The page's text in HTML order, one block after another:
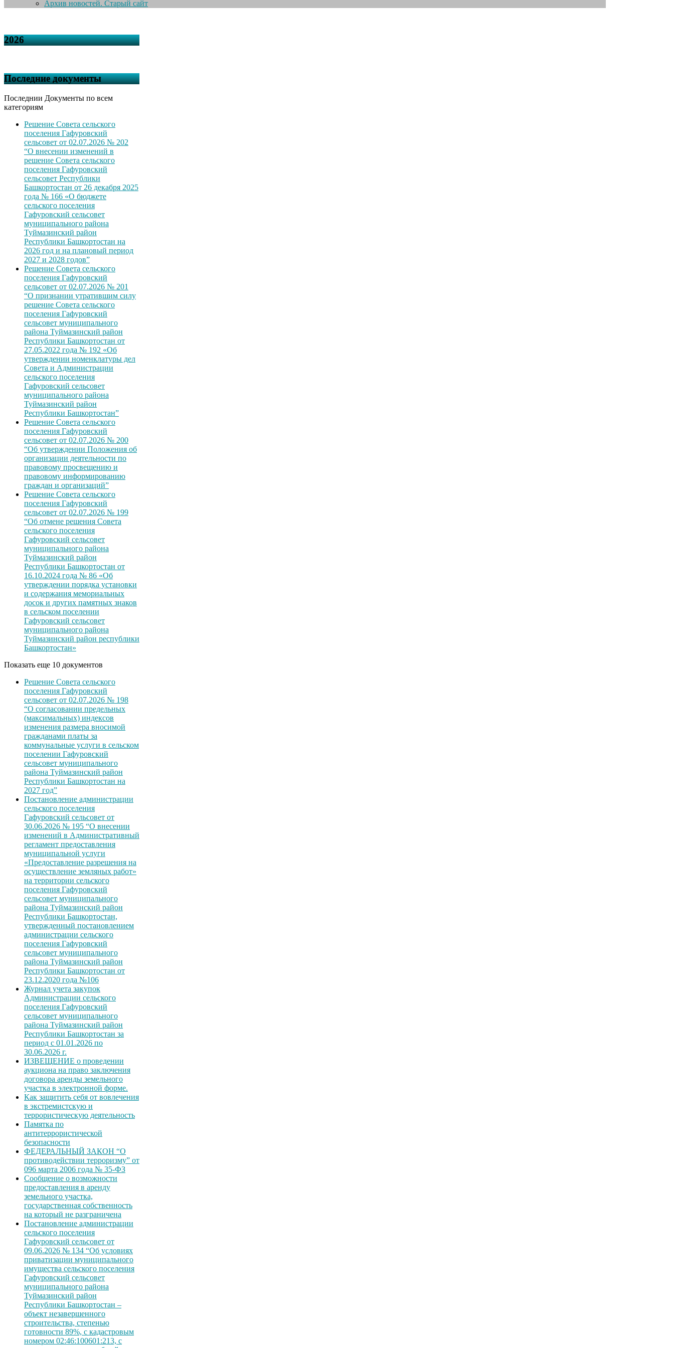
Архив новостей. Старый сайт
2026
Последние документы
Последнии Документы по всем
категориям
Решение Совета сельского
поселения Гафуровский
сельсовет от 02.07.2026 № 202
“О внесении изменений в
решение Совета сельского
поселения Гафуровский
сельсовет Республики
Башкортостан от 26 декабря 2025
года № 166 «О бюджете
сельского поселения
Гафуровский сельсовет
муниципального района
Туймазинский район
Республики Башкортостан на
2026 год и на плановый период
2027 и 2028 годов”
Решение Совета сельского
поселения Гафуровский
сельсовет от 02.07.2026 № 201
“О признании утратившим силу
решение Совета сельского
поселения Гафуровский
сельсовет муниципального
района Туймазинский район
Республики Башкортостан от
27.05.2022 года № 192 «Об
утверждении номенклатуры дел
Совета и Администрации
сельского поселения
Гафуровский сельсовет
муниципального района
Туймазинский район
Республики Башкортостан”
Решение Совета сельского
поселения Гафуровский
сельсовет от 02.07.2026 № 200
“Об утверждении Положения об
организации деятельности по
правовому просвещению и
правовому информированию
граждан и организаций”
Решение Совета сельского
поселения Гафуровский
сельсовет от 02.07.2026 № 199
“Об отмене решения Совета
сельского поселения
Гафуровский сельсовет
муниципального района
Туймазинский район
Республики Башкортостан от
16.10.2024 года № 86 «Об
утверждении порядка установки
и содержания мемориальных
досок и других памятных знаков
в сельском поселении
Гафуровский сельсовет
муниципального района
Туймазинский район республики
Башкортостан»
Показать еще 10 документов
Решение Совета сельского
поселения Гафуровский
сельсовет от 02.07.2026 № 198
“О согласовании предельных
(максимальных) индексов
изменения размера вносимой
гражданами платы за
коммунальные услуги в сельском
поселении Гафуровский
сельсовет муниципального
района Туймазинский район
Республики Башкортостан на
2027 год”
Постановление администрации
сельского поселения
Гафуровский сельсовет от
30.06.2026 № 195 “О внесении
изменений в Административный
регламент предоставления
муниципальной услуги
«Предоставление разрешения на
осуществление земляных работ»
на территории сельского
поселения Гафуровский
сельсовет муниципального
района Туймазинский район
Республики Башкортостан,
утвержденный постановлением
администрации сельского
поселения Гафуровский
сельсовет муниципального
района Туймазинский район
Республики Башкортостан от
23.12.2020 года №106
Журнал учета закупок
Администрации сельского
поселения Гафуровский
сельсовет муниципального
района Туймазинский район
Республики Башкортостан за
период с 01.01.2026 по
30.06.2026 г.
ИЗВЕЩЕНИЕ о проведении
аукциона на право заключения
договора аренды земельного
участка в электронной форме.
Как защитить себя от вовлечения
в экстремистскую и
террористическую деятельность
Памятка по
антитеррористической
безопасности
ФЕДЕРАЛЬНЫЙ ЗАКОН “О
противодействии терроризму” от
096 марта 2006 года № 35-ФЗ
Сообщение о возможности
предоставления в аренду
земельного участка,
государственная собственность
на который не разграничена
Постановление администрации
сельского поселения
Гафуровский сельсовет от
09.06.2026 № 134 “Об условиях
приватизации муниципального
имущества сельского поселения
Гафуровский сельсовет
муниципального района
Туймазинский район
Республики Башкортостан –
объект незавершенного
строительства, степенью
готовности 89%, с кадастровым
номером 02:46:100601:213, с